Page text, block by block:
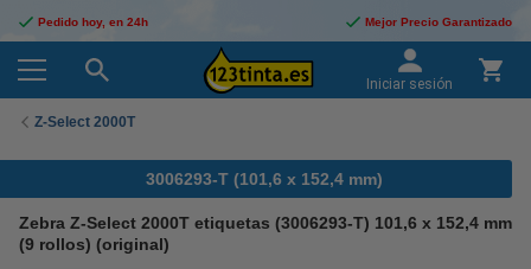
Pedido hoy, en 24h Mejor Precio Garantizado
Iniciar sesión
Z-Select 2000T
3006293-T (101,6 x 152,4 mm)
Zebra Z-Select 2000T etiquetas (3006293-T) 101,6 x 152,4 mm
(9 rollos) (original)